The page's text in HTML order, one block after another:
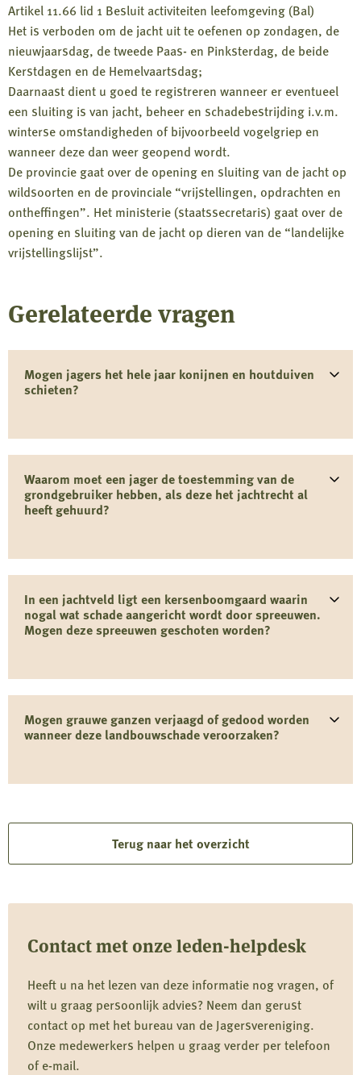
Contact met onze leden-helpdesk
Heeft u na het lezen van deze informatie nog vragen, of
wilt u graag persoonlijk advies? Neem dan gerust
contact op met het bureau van de Jagersvereniging.
Onze medewerkers helpen u graag verder per telefoon
of e-mail.
Artikel 11.66 lid 1 Besluit activiteiten leefomgeving (Bal)
Het is verboden om de jacht uit te oefenen op zondagen, de
nieuwjaarsdag, de tweede Paas- en Pinksterdag, de beide
Kerstdagen en de Hemelvaartsdag;
Daarnaast dient u goed te registreren wanneer er eventueel
een sluiting is van jacht, beheer en schadebestrijding i.v.m.
winterse omstandigheden of bijvoorbeeld vogelgriep en
wanneer deze dan weer geopend wordt.
De provincie gaat over de opening en sluiting van de jacht op
wildsoorten en de provinciale “vrijstellingen, opdrachten en
ontheffingen”. Het ministerie (staatssecretaris) gaat over de
opening en sluiting van de jacht op dieren van de “landelijke
vrijstellingslijst”.
Gerelateerde vragen
Mogen jagers het hele jaar konijnen en houtduiven
schieten?
Waarom moet een jager de toestemming van de
grondgebruiker hebben, als deze het jachtrecht al
heeft gehuurd?
In een jachtveld ligt een kersenboomgaard waarin
nogal wat schade aangericht wordt door spreeuwen.
Mogen deze spreeuwen geschoten worden?
Mogen grauwe ganzen verjaagd of gedood worden
wanneer deze landbouwschade veroorzaken?
Terug naar het overzicht